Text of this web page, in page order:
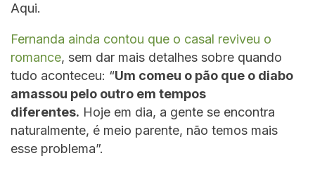
Aqui.
Fernanda ainda contou que o casal reviveu o
romance, sem dar mais detalhes sobre quando
tudo aconteceu: “Um comeu o pão que o diabo
amassou pelo outro em tempos
diferentes. Hoje em dia, a gente se encontra
naturalmente, é meio parente, não temos mais
esse problema”.